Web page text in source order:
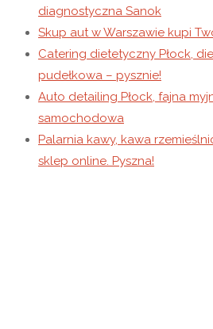
diagnostyczna Sanok
Skup aut w Warszawie kupi
Catering dietetyczny Płock,
pudełkowa – pysznie!
Auto detailing Płock, fajna
samochodowa
Palarnia kawy, kawa
sklep online. Pyszna!